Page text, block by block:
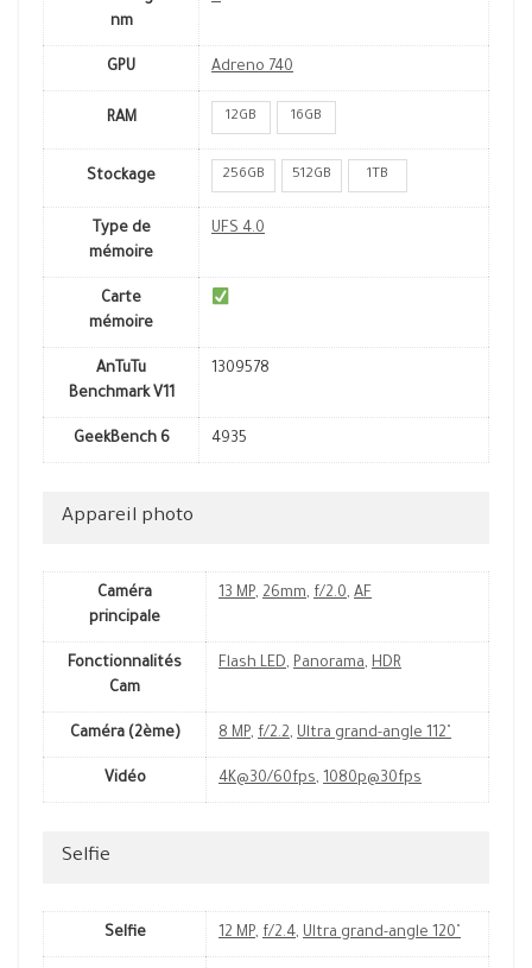
nm
GPU Adreno 740
RAM 12GB 16GB
Stockage 256GB 512GB 1TB
Type de
mémoire
UFS 4.0
Carte
mémoire
AnTuTu
Benchmark V11
1309578
GeekBench 6 4935
Appareil photo
Caméra
principale
13 MP, 26mm, f/2.0, AF
Fonctionnalités
Cam
Flash LED, Panorama, HDR
Caméra (2ème) 8 MP, f/2.2, Ultra grand-angle 112˚
Vidéo 4K@30/60fps, 1080p@30fps
Selfie
Selfie 12 MP, f/2.4, Ultra grand-angle 120˚